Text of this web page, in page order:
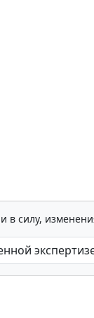
в силу,